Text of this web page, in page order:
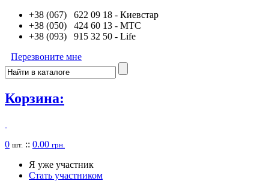
+38 (067) 622 09 18 - Киевстар
+38 (050) 424 60 13 - MTC
+38 (093) 915 32 50 - Life
Перезвоните мне
Корзина:
0 шт. :: 0.00 грн.
Я уже участник
Стать участником